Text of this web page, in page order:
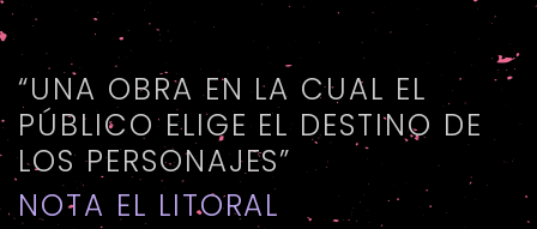
“UNA OBRA EN LA CUAL EL
PÚBLICO ELIGE EL DESTINO DE
LOS PERSONAJES”
NOTA EL LITORAL